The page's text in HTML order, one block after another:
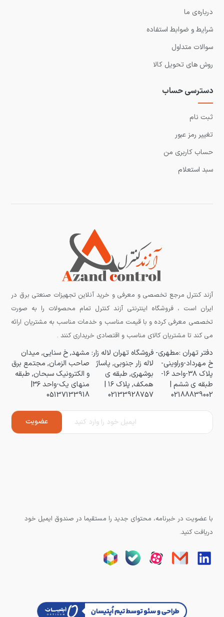
درباره‌ی ما
شرایط و ضوابط استفاده
سوالات متداول
روش های تحویل کالا
دسترسی حساب
ثبت نام
تغییر رمز عبور
حساب کاربری من
سبد استعلام
آزند کنترل مرجع تخصصی و معرفی و خرید آنلاین تجهیزات صنعتی برق در
ایران است ، فروشگاه اینترنتی آزند کنترل تمام محصولات را به صورت
تخصصی معرفی کرده و با قیمت مناسب و خدمات مناسب به مشتریان ارائه
می کند تا مشتریان کالای مناسب و اقتصادی خریداری کنند .
دفتر تهران :مطهری-
خ مهرداد-وراوینی-
پلاک ۳۸-واحد ۱۶-
طبقه ی ششم |
02188839002
فروشگاه تهران لاله زار:
لاله زار جنوبی, پاساژ
بوشهری, طبقه ی
همکف, پلاک ۱۶ |
02133928757
مشهد, خ سنایی, میدان
صاحب الزمان, مجتمع برق
و الکترونیک سبحان, طبقه
منهای یک-واحد ۳۶|
05137133918
با عضویت در خبرنامه، محتوای جدید را مستقیما در صندوق ایمیل خود
دریافت کنید.